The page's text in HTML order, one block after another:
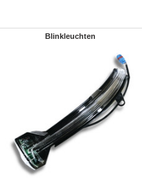
Blinkleuchten